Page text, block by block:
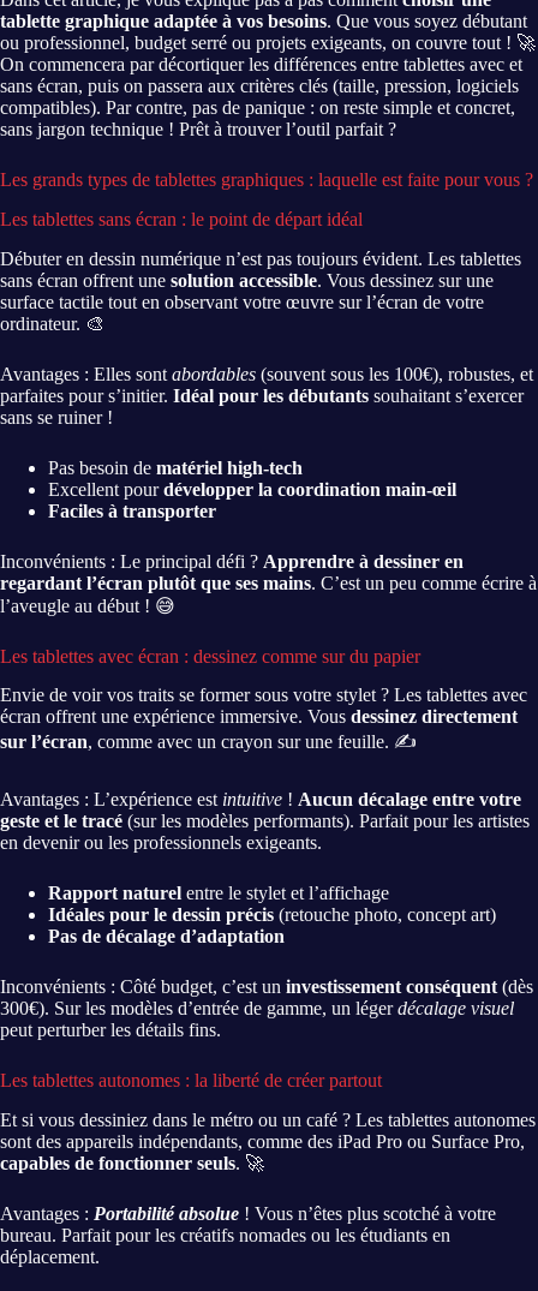
tablette graphique adaptée à vos besoins. Que vous soyez débutant
ou professionnel, budget serré ou projets exigeants, on couvre tout ! 🚀
On commencera par décortiquer les différences entre tablettes avec et
sans écran, puis on passera aux critères clés (taille, pression, logiciels
compatibles). Par contre, pas de panique : on reste simple et concret,
sans jargon technique ! Prêt à trouver l’outil parfait ?
Les grands types de tablettes graphiques : laquelle est faite pour vous ?
Les tablettes sans écran : le point de départ idéal
Débuter en dessin numérique n’est pas toujours évident. Les tablettes
sans écran offrent une solution accessible. Vous dessinez sur une
surface tactile tout en observant votre œuvre sur l’écran de votre
ordinateur. 🎨
Avantages : Elles sont abordables (souvent sous les 100€), robustes, et
parfaites pour s’initier. Idéal pour les débutants souhaitant s’exercer
sans se ruiner !
Pas besoin de matériel high-tech
Excellent pourdévelopper la coordination main-œil
Faciles à transporter
Inconvénients : Le principal défi ? Apprendre à dessiner en
regardant l’écran plutôt que ses mains. C’est un peu comme écrire à
l’aveugle au début ! 😅
Les tablettes avec écran : dessinez comme sur du papier
Envie de voir vos traits se former sous votre stylet ? Les tablettes avec
écran offrent une expérience immersive. Vous dessinez directement
sur l’écran, comme avec un crayon sur une feuille. ✍️
Avantages : L’expérience est intuitive ! Aucun décalage entre votre
geste et le tracé (sur les modèles performants). Parfait pour les artistes
en devenir ou les professionnels exigeants.
Rapport naturel entre le stylet et l’affichage
Idéales pour le dessin précis (retouche photo, concept art)
Pas de décalage d’adaptation
Inconvénients : Côté budget, c’est un investissement conséquent(dès
300€). Sur les modèles d’entrée de gamme, un légerdécalage visuel
peut perturber les détails fins.
Les tablettes autonomes : la liberté de créer partout
Et si vous dessiniez dans le métro ou un café ? Les tablettes autonomes
sont des appareils indépendants, comme des iPad Pro ou Surface Pro,
capables de fonctionner seuls. 🚀
Avantages : Portabilité absolue ! Vous n’êtes plus scotché à votre
bureau. Parfait pour les créatifs nomades ou les étudiants en
déplacement.